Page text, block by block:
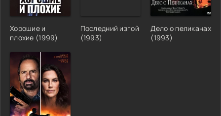
Хорошие и
плохие (1999)
Последний изгой
(1993)
Дело о пеликанах
(1993)